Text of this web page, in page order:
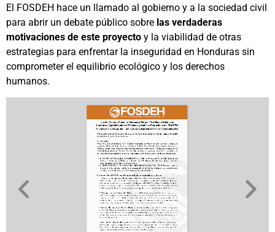
El FOSDEH hace un llamado al gobierno y a la sociedad civil
para abrir un debate público sobre las verdaderas
motivaciones de este proyecto y la viabilidad de otras
estrategias para enfrentar la inseguridad en Honduras sin
comprometer el equilibrio ecológico y los derechos
humanos.